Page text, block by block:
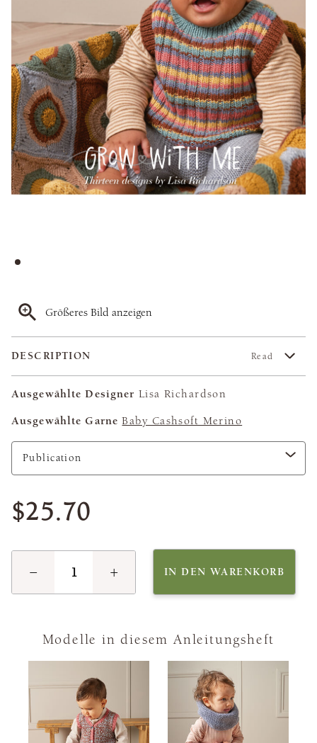
Größeres Bild anzeigen
DESCRIPTION Read
Ausgewählte Designer Lisa Richardson
Ausgewählte Garne Baby Cashsoft Merino
$25.70
− + IN DEN WARENKORB
Modelle in diesem Anleitungsheft